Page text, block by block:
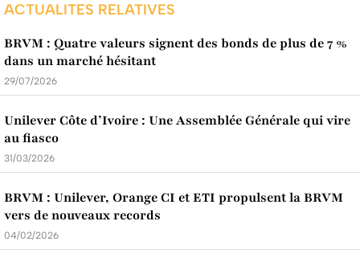
ACTUALITES RELATIVES
BRVM : Quatre valeurs signent des bonds de plus de 7 %
dans un marché hésitant
29/07/2026
Unilever Côte d’Ivoire : Une Assemblée Générale qui vire
au fiasco
31/03/2026
BRVM : Unilever, Orange CI et ETI propulsent la BRVM
vers de nouveaux records
04/02/2026